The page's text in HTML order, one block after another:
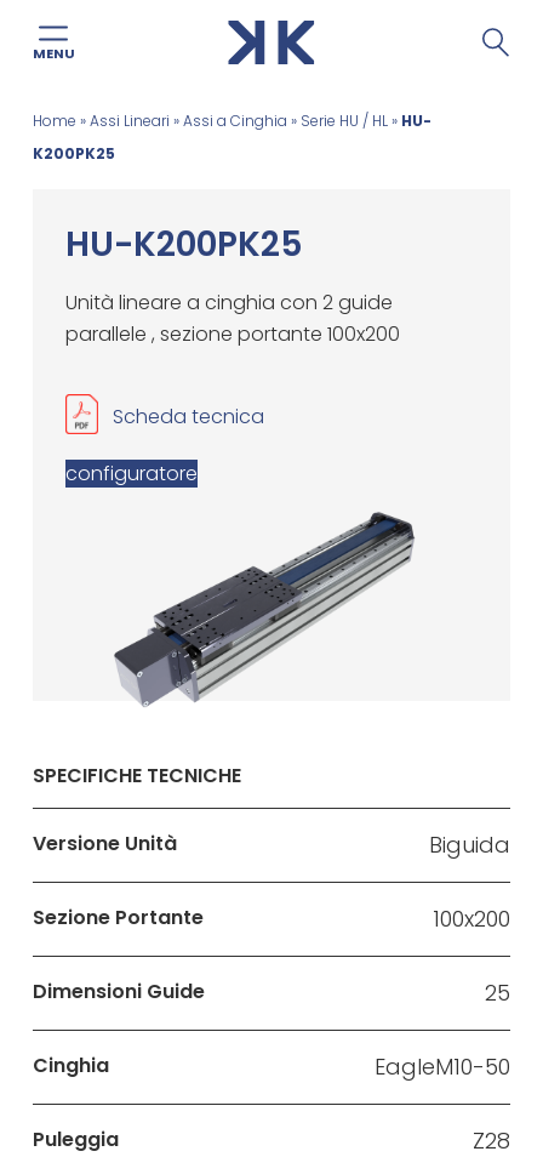
contenuto
MENU
Home »Assi Lineari »Assi a Cinghia » Serie HU / HL» HU-
K200PK25
HU-K200PK25
Unità lineare a cinghia con 2 guide
parallele , sezione portante 100x200
Scheda tecnica
configuratore
SPECIFICHE TECNICHE
Versione Unità Biguida
Sezione Portante 100x200
Dimensioni Guide 25
Cinghia EagleM10-50
Puleggia Z28